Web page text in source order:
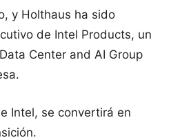
y Holthaus ha sido
de Intel Products, un
Center and AI Group
Intel, se convertirá en